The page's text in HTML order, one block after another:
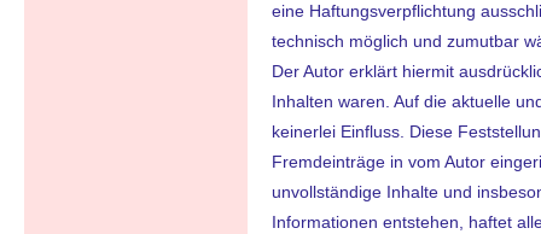
eine Haftungsverpflichtung
technisch möglich und zumutbar
Der Autor erklärt hiermit
Inhalten waren. Auf die aktuelle
keinerlei Einfluss. Diese
Fremdeinträge in vom Autor
unvollständige Inhalte und
Informationen entstehen, haftet